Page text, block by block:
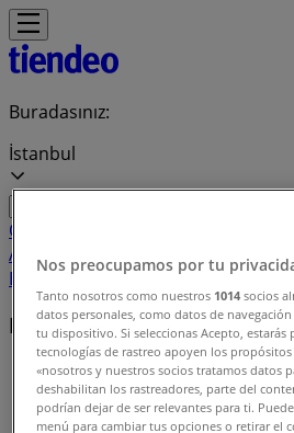
Buradasınız:
İstanbul
Öne çıkan
Aksesuarlar
Teknoloji ve Beyaz Eşya
BakımOyuncak ve Bebek Araba ve
Fırsat indeksi
Tiendeo»
Fırsat indeksi
Nos preocupamos por tu
Tanto nosotros como nuestros 1014 socios
datos personales, como datos de
tu dispositivo. Si seleccionas Acepto,
tecnologías de rastreo apoyen los
«nosotros y nuestros socios tratamos datos
deshabilitan los rastreadores, parte del
podrían dejar de ser relevantes para ti.
menú para cambiar tus opciones o retirar el